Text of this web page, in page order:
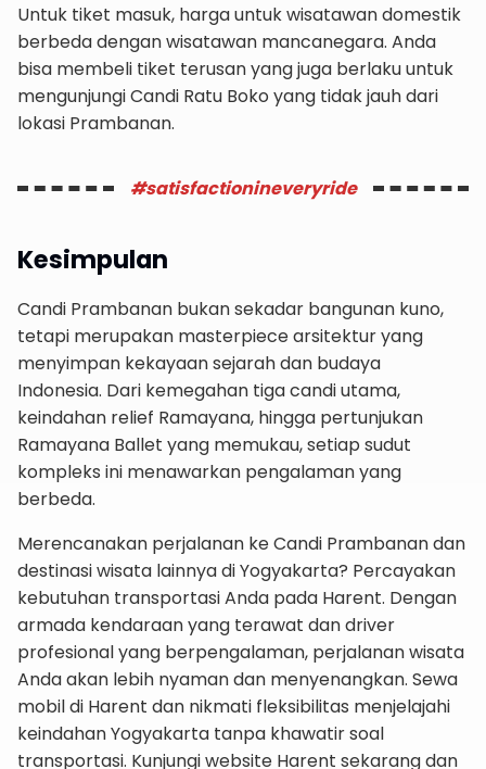
Untuk tiket masuk, harga untuk wisatawan domestik
berbeda dengan wisatawan mancanegara. Anda
bisa membeli tiket terusan yang juga berlaku untuk
mengunjungi Candi Ratu Boko yang tidak jauh dari
lokasi Prambanan.
#satisfactionineveryride
Kesimpulan
Candi Prambanan bukan sekadar bangunan kuno,
tetapi merupakan masterpiece arsitektur yang
menyimpan kekayaan sejarah dan budaya
Indonesia. Dari kemegahan tiga candi utama,
keindahan relief Ramayana, hingga pertunjukan
Ramayana Ballet yang memukau, setiap sudut
kompleks ini menawarkan pengalaman yang
berbeda.
Merencanakan perjalanan ke Candi Prambanan dan
destinasi wisata lainnya di Yogyakarta? Percayakan
kebutuhan transportasi Anda pada Harent. Dengan
armada kendaraan yang terawat dan driver
profesional yang berpengalaman, perjalanan wisata
Anda akan lebih nyaman dan menyenangkan. Sewa
mobil di Harent dan nikmati fleksibilitas menjelajahi
keindahan Yogyakarta tanpa khawatir soal
transportasi. Kunjungi website Harent sekarang dan